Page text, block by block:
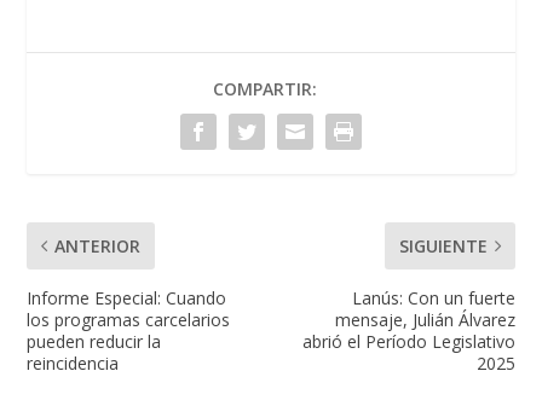
COMPARTIR:
ANTERIOR
Informe Especial: Cuando
los programas carcelarios
pueden reducir la
reincidencia
SIGUIENTE
Lanús: Con un fuerte
mensaje, Julián Álvarez
abrió el Período Legislativo
2025